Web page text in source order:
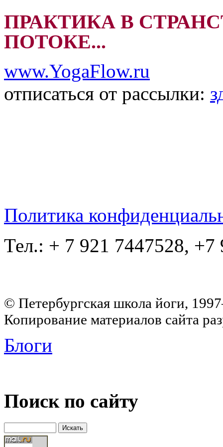
ПРАКТИКА В
ПОТОКЕ...
www.YogaFlow.ru
отписаться от рассылки:
Политика
Тел.: + 7 921 7447528, +7
© Петербургская школа йоги,
Копирование материалов сайта
Блоги
Поиск по сайту